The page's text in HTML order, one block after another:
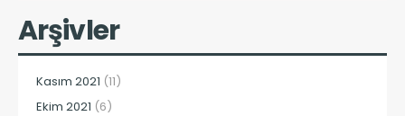
Arşivler
Kasım 2021 (11)
Ekim 2021 (6)